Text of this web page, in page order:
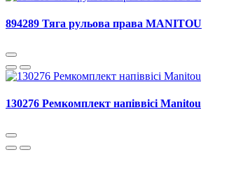
894289 Тяга рульова права MANITOU
130276 Ремкомплект напіввісі Manitou